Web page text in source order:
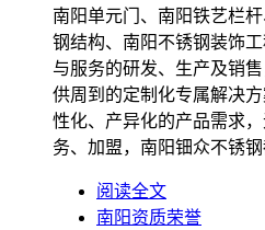
南阳单元门、南阳铁艺栏
钢结构、南阳不锈钢装饰
与服务的研发、生产及销
供周到的定制化专属解决
性化、产异化的产品需求
务、加盟，南阳钿众不锈
阅读全文
南阳资质荣誉